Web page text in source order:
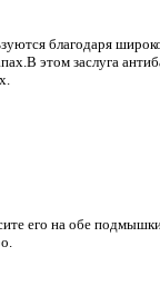
благодаря
этом заслуга
его на обе